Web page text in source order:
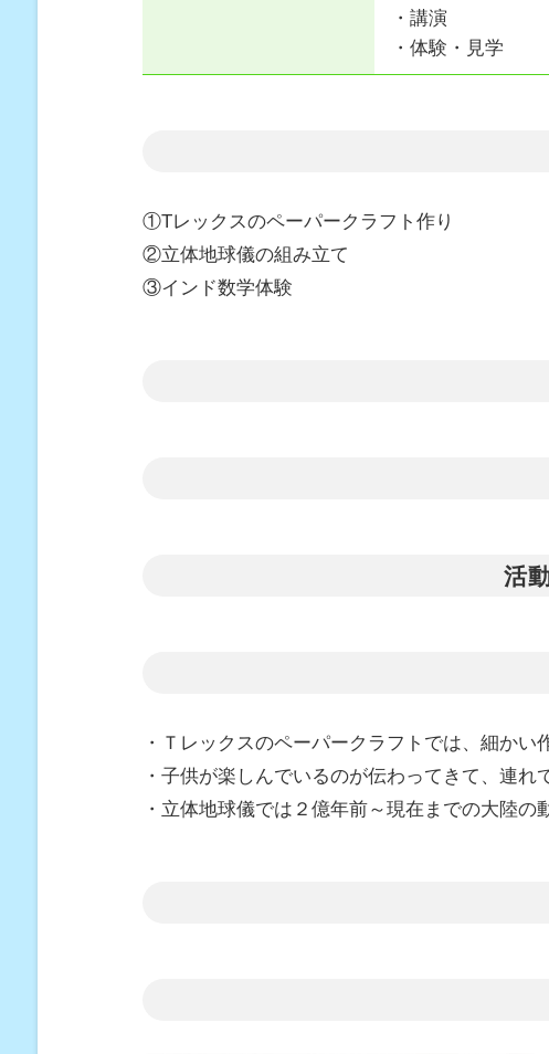
・講演
・体験・見学
①Tレックスのペーパークラフト作り
②立体地球儀の組み立て
③インド数学体験
活
・Ｔレックスのペーパークラフトでは、細か
・子供が楽しんでいるのが伝わってきて、連れ
・立体地球儀では２億年前～現在までの大陸